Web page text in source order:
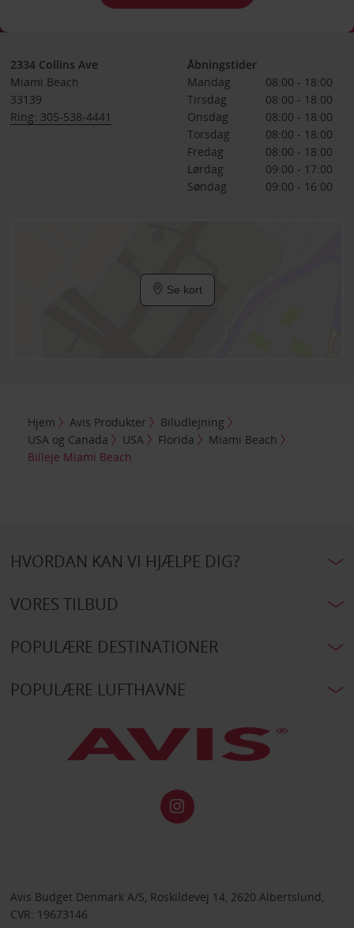
2334 Collins Ave
Miami Beach
33139
Ring: 305-538-4441
Åbningstider
Mandag
08:00 - 18:00
Tirsdag
08:00 - 18:00
Onsdag
08:00 - 18:00
Torsdag
08:00 - 18:00
Fredag
08:00 - 18:00
Lørdag
09:00 - 17:00
Søndag
09:00 - 16:00
Se kort
Hjem Avis Produkter
Biludlejning
USA og Canada
USA Florida
Miami Beach
Billeje Miami Beach
HVORDAN KAN VI HJÆLPE DIG?
VORES TILBUD
POPULÆRE DESTINATIONER
POPULÆRE LUFTHAVNE
Avis Budget Denmark A/S, Roskildevej 14, 2620 Albertslund,
CVR: 19673146